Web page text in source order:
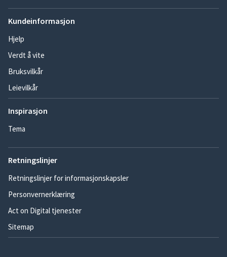
Kundeinformasjon
Hjelp
Verdt å vite
Bruksvilkår
Leievilkår
Inspirasjon
Tema
Retningslinjer
Retningslinjer for informasjonskapsler
Personvernerklæring
Act on Digital tjenester
Sitemap